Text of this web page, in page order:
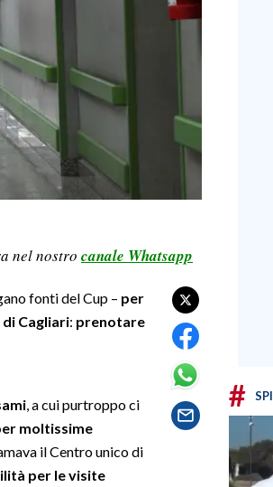
nel nostro canale Whatsapp
fonti del Cup – per
di Cagliari: prenotare
, a cui purtroppo ci
moltissime
il Centro unico di
per le visite
#